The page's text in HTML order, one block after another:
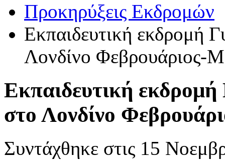
Προκηρύξεις Εκδρομών
Εκπαιδευτική εκδρομή
Λονδίνο Φεβρουάριος-
Εκπαιδευτική
στο Λονδίνο
Συντάχθηκε στις 15